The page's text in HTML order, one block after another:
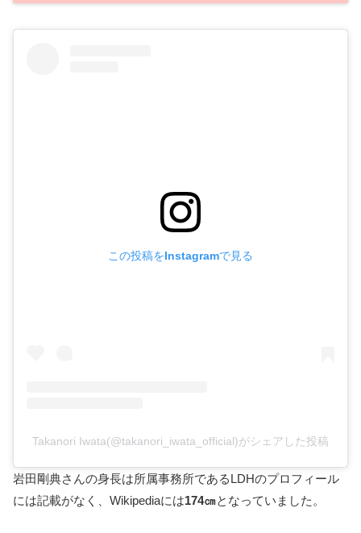
この投稿をInstagramで見る
Takanori Iwata(@takanori_iwata_official)がシェアした投稿
岩田剛典さんの身長は所属事務所であるLDHのプロフィール
には記載がなく、Wikipediaには174㎝となっていました。